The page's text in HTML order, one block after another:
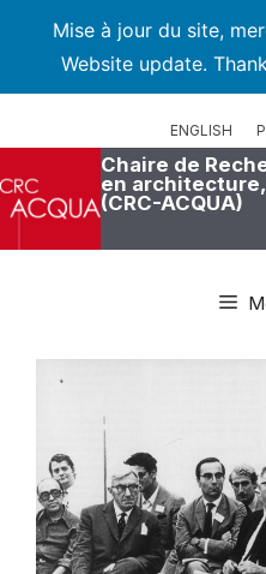
Mise à jour du site,
Website update.
ENGLISH
Chaire de
en
(CRC-ACQUA)